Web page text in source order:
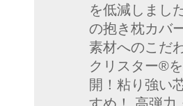
を低減しまし
の抱き枕カバ
素材へのこだ
クリスター®
開！粘り強い